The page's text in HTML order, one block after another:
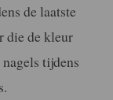
de laatste
die de kleur
tijdens